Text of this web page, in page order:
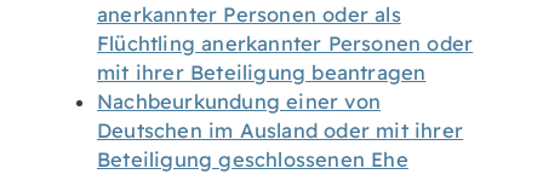
anerkannter Personen oder als
Flüchtling anerkannter Personen oder
mit ihrer Beteiligung beantragen
Nachbeurkundung einer von
Deutschen im Ausland oder mit ihrer
Beteiligung geschlossenen Ehe